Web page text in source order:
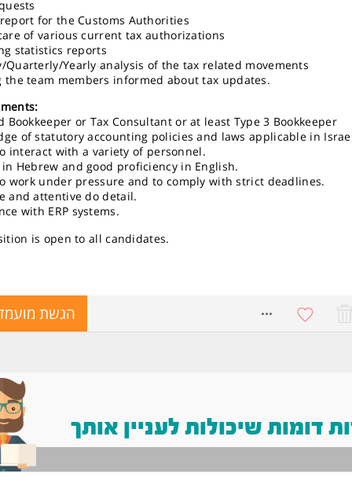
for the Customs Authorities
of various current tax authorizations
statistics reports
Quarterly/Yearly analysis of the tax related movements
the team members informed about tax updates.
Bookkeeper or Tax Consultant or at least Type 3 Bookkeeper
of statutory accounting policies and laws applicable in
interact with a variety of personnel.
in Hebrew and good proficiency in English.
work under pressure and to comply with strict deadlines.
and attentive do detail.
with ERP systems.
is open to all candidates.
הגשת
דומות שיכולות לעניין אותך